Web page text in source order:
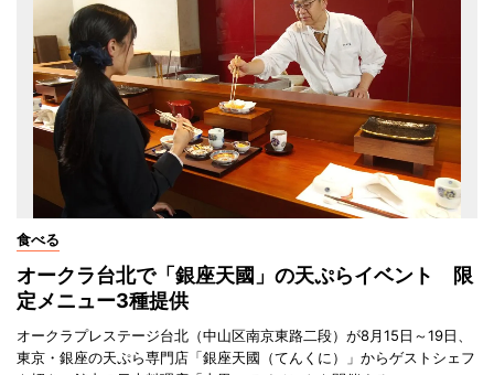
食べる
オークラ台北で「銀座天國」の天ぷらイベント 限
定メニュー3種提供
オークラプレステージ台北（中山区南京東路二段）が8月15日～19日、
東京・銀座の天ぷら専門店「銀座天國（てんくに）」からゲストシェフ